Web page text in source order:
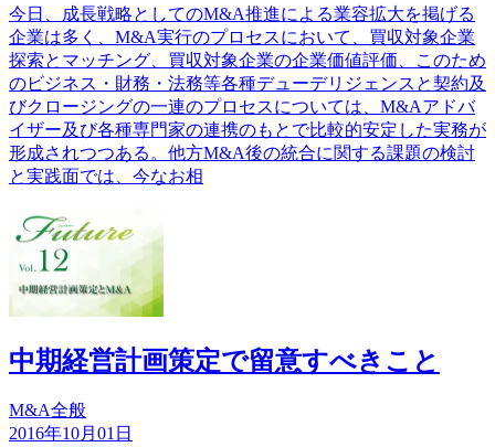
今日、成長戦略としてのM&A推進による業容拡大を掲げる
企業は多く、M&A実行のプロセスにおいて、買収対象企業
探索とマッチング、買収対象企業の企業価値評価、このため
のビジネス・財務・法務等各種デューデリジェンスと契約及
びクロージングの一連のプロセスについては、M&Aアドバ
イザー及び各種専門家の連携のもとで比較的安定した実務が
形成されつつある。他方M&A後の統合に関する課題の検討
と実践面では、今なお相
中期経営計画策定で留意すべきこと
M&A全般
2016年10月01日